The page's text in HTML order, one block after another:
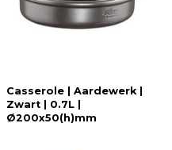
Casserole | Aardewerk |
Zwart | 0.7L |
Ø200x50(h)mm